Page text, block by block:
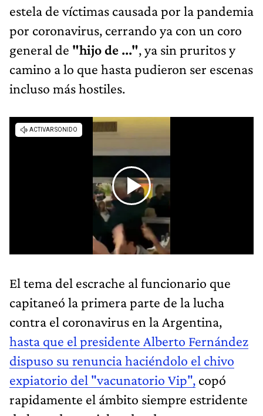
estela de víctimas causada por la pandemia
por coronavirus, cerrando ya con un coro
general de "hijo de ...", ya sin pruritos y
camino a lo que hasta pudieron ser escenas
incluso más hostiles.
El tema del escrache al funcionario que
capitaneó la primera parte de la lucha
contra el coronavirus en la Argentina,
hasta que el presidente Alberto Fernández
dispuso su renuncia haciéndolo el chivo
expiatorio del "vacunatorio Vip", copó
rapidamente el ámbito siempre estridente